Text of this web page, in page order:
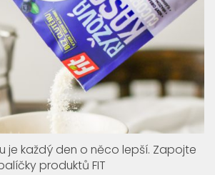
je každý den o něco lepší. Zapojte
produktů FIT